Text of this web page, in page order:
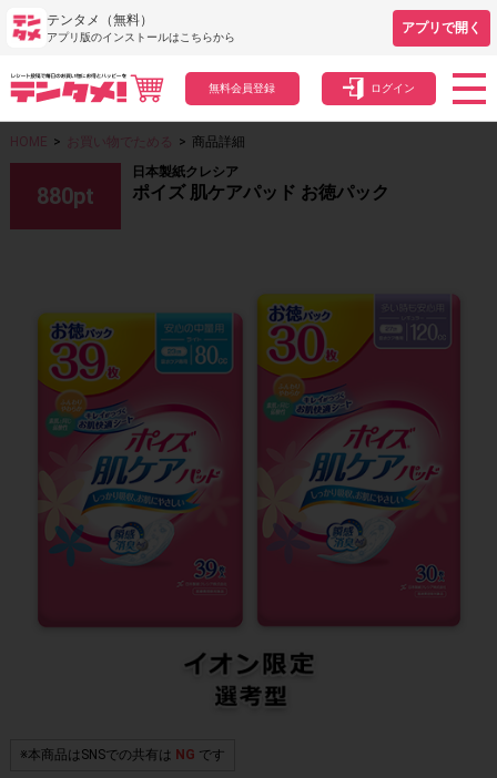
テンタメ（無料）
アプリ版のインストールはこちらから
アプリで開く
無料会員登録 ログイン
HOME > お買い物でためる > 商品詳細
880pt
日本製紙クレシア
ポイズ 肌ケアパッド お徳パック
※本商品はSNSでの共有は NG です